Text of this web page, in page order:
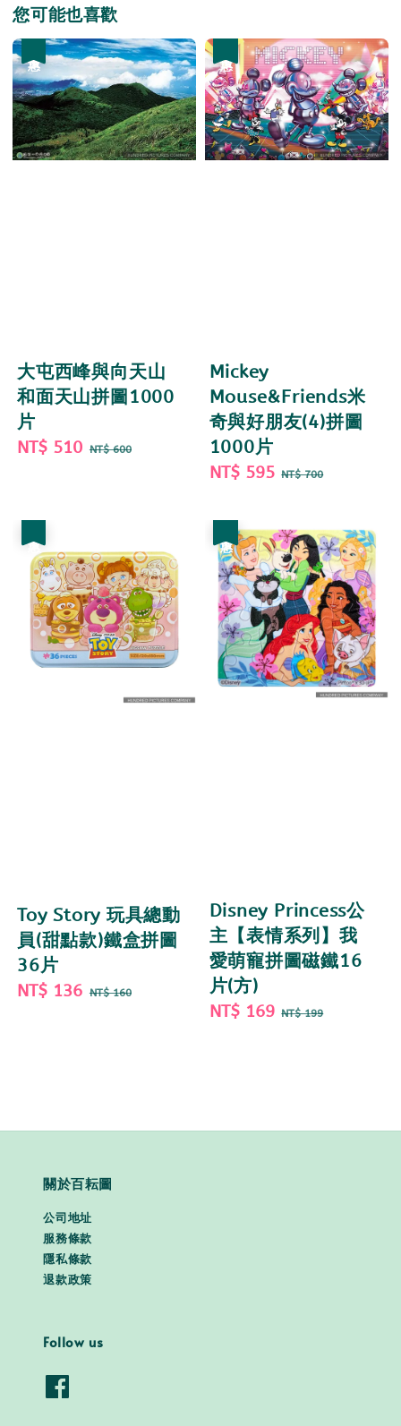
您可能也喜歡
大屯西峰與向天山
和面天山拼圖1000
片
Sale
NT$ 510 Regular
NT$ 600
Mickey
Mouse&Friends米
奇與好朋友(4)拼圖
1000片
Sale
NT$ 595 Regular
NT$ 700
Toy Story 玩具總動
員(甜點款)鐵盒拼圖
36片
Sale
NT$ 136 Regular
NT$ 160
Disney Princess公
主【表情系列】我
愛萌寵拼圖磁鐵16
片(方)
Sale
NT$ 169 Regular
NT$ 199
關於百耘圖
公司地址
服務條款
隱私條款
退款政策
Follow us